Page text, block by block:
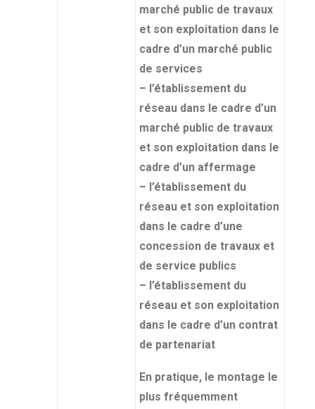
marché public de travaux
et son exploitation dans le
cadre d’un marché public
de services
– l’établissement du
réseau dans le cadre d’un
marché public de travaux
et son exploitation dans le
cadre d’un affermage
– l’établissement du
réseau et son exploitation
dans le cadre d’une
concession de travaux et
de service publics
– l’établissement du
réseau et son exploitation
dans le cadre d’un contrat
de partenariat
En pratique, le montage le
plus fréquemment